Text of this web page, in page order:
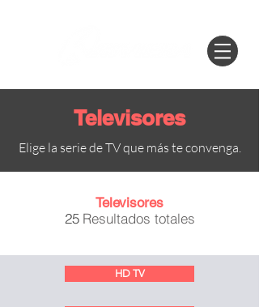
Televisores
Elige la serie de TV que más te convenga.
Televisores
25 Resultados totales
HD TV